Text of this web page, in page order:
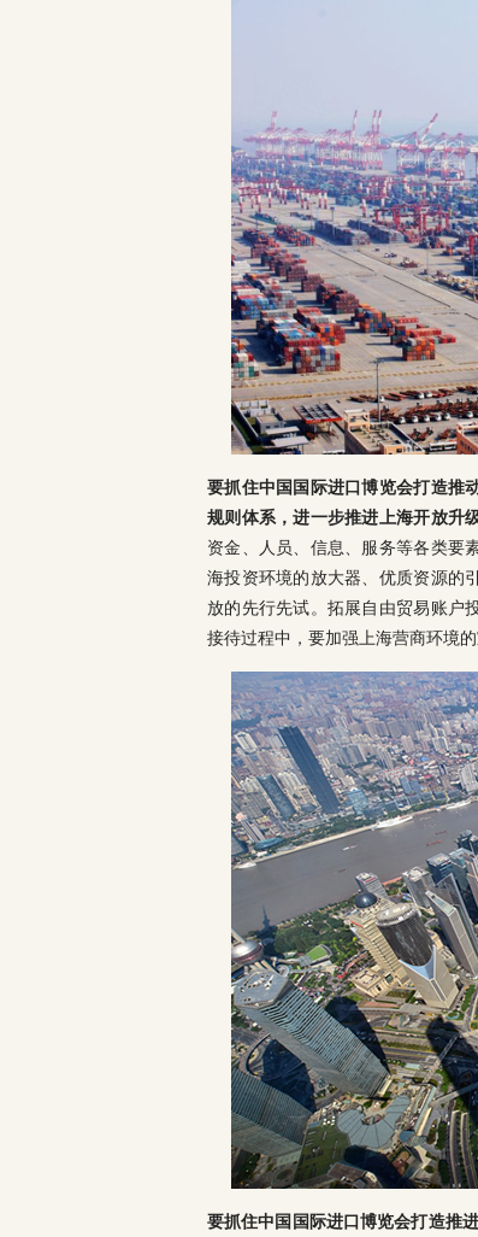
要抓住中国国际进口博览会打造推
规则体系，进一步推进上海开放升级
资金、人员、信息、服务等各类要
海投资环境的放大器、优质资源的
放的先行先试。拓展自由贸易账户
接待过程中，要加强上海营商环境
要抓住中国国际进口博览会打造推